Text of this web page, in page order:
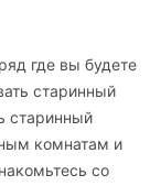
где вы будете
старинный
старинный
комнатам и
со